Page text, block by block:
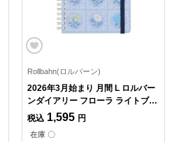
Rollbahn(ロルバーン)
2026年3月始まり 月間 L ロルバー
ンダイアリー フローラ ライトブル
ー
税込 1,595 円
在庫 〇